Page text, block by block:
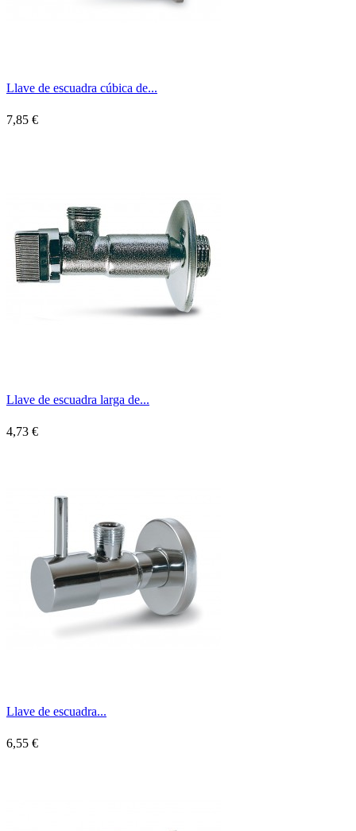
Llave de escuadra cúbica de...
7,85 €
Llave de escuadra larga de...
4,73 €
Llave de escuadra...
6,55 €